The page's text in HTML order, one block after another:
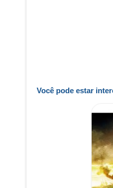
Você pode estar